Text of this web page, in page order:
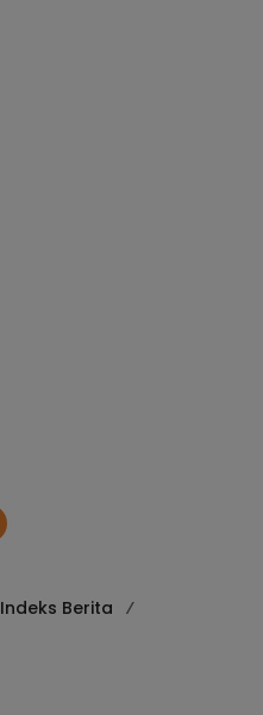
Indeks Berita